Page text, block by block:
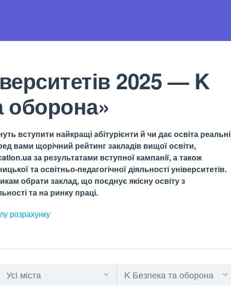
2025 — K
оборона»
вступити найкращі абітурієнти й чи дає освіта реальні
вами щорічний рейтинг закладів вищої освіти,
за результатами вступної кампанії, а також
та освітньо-педагогічної діяльності університетів.
обрати заклад, що поєднує якісну освіту з
та на ринку праці.
розрахунку